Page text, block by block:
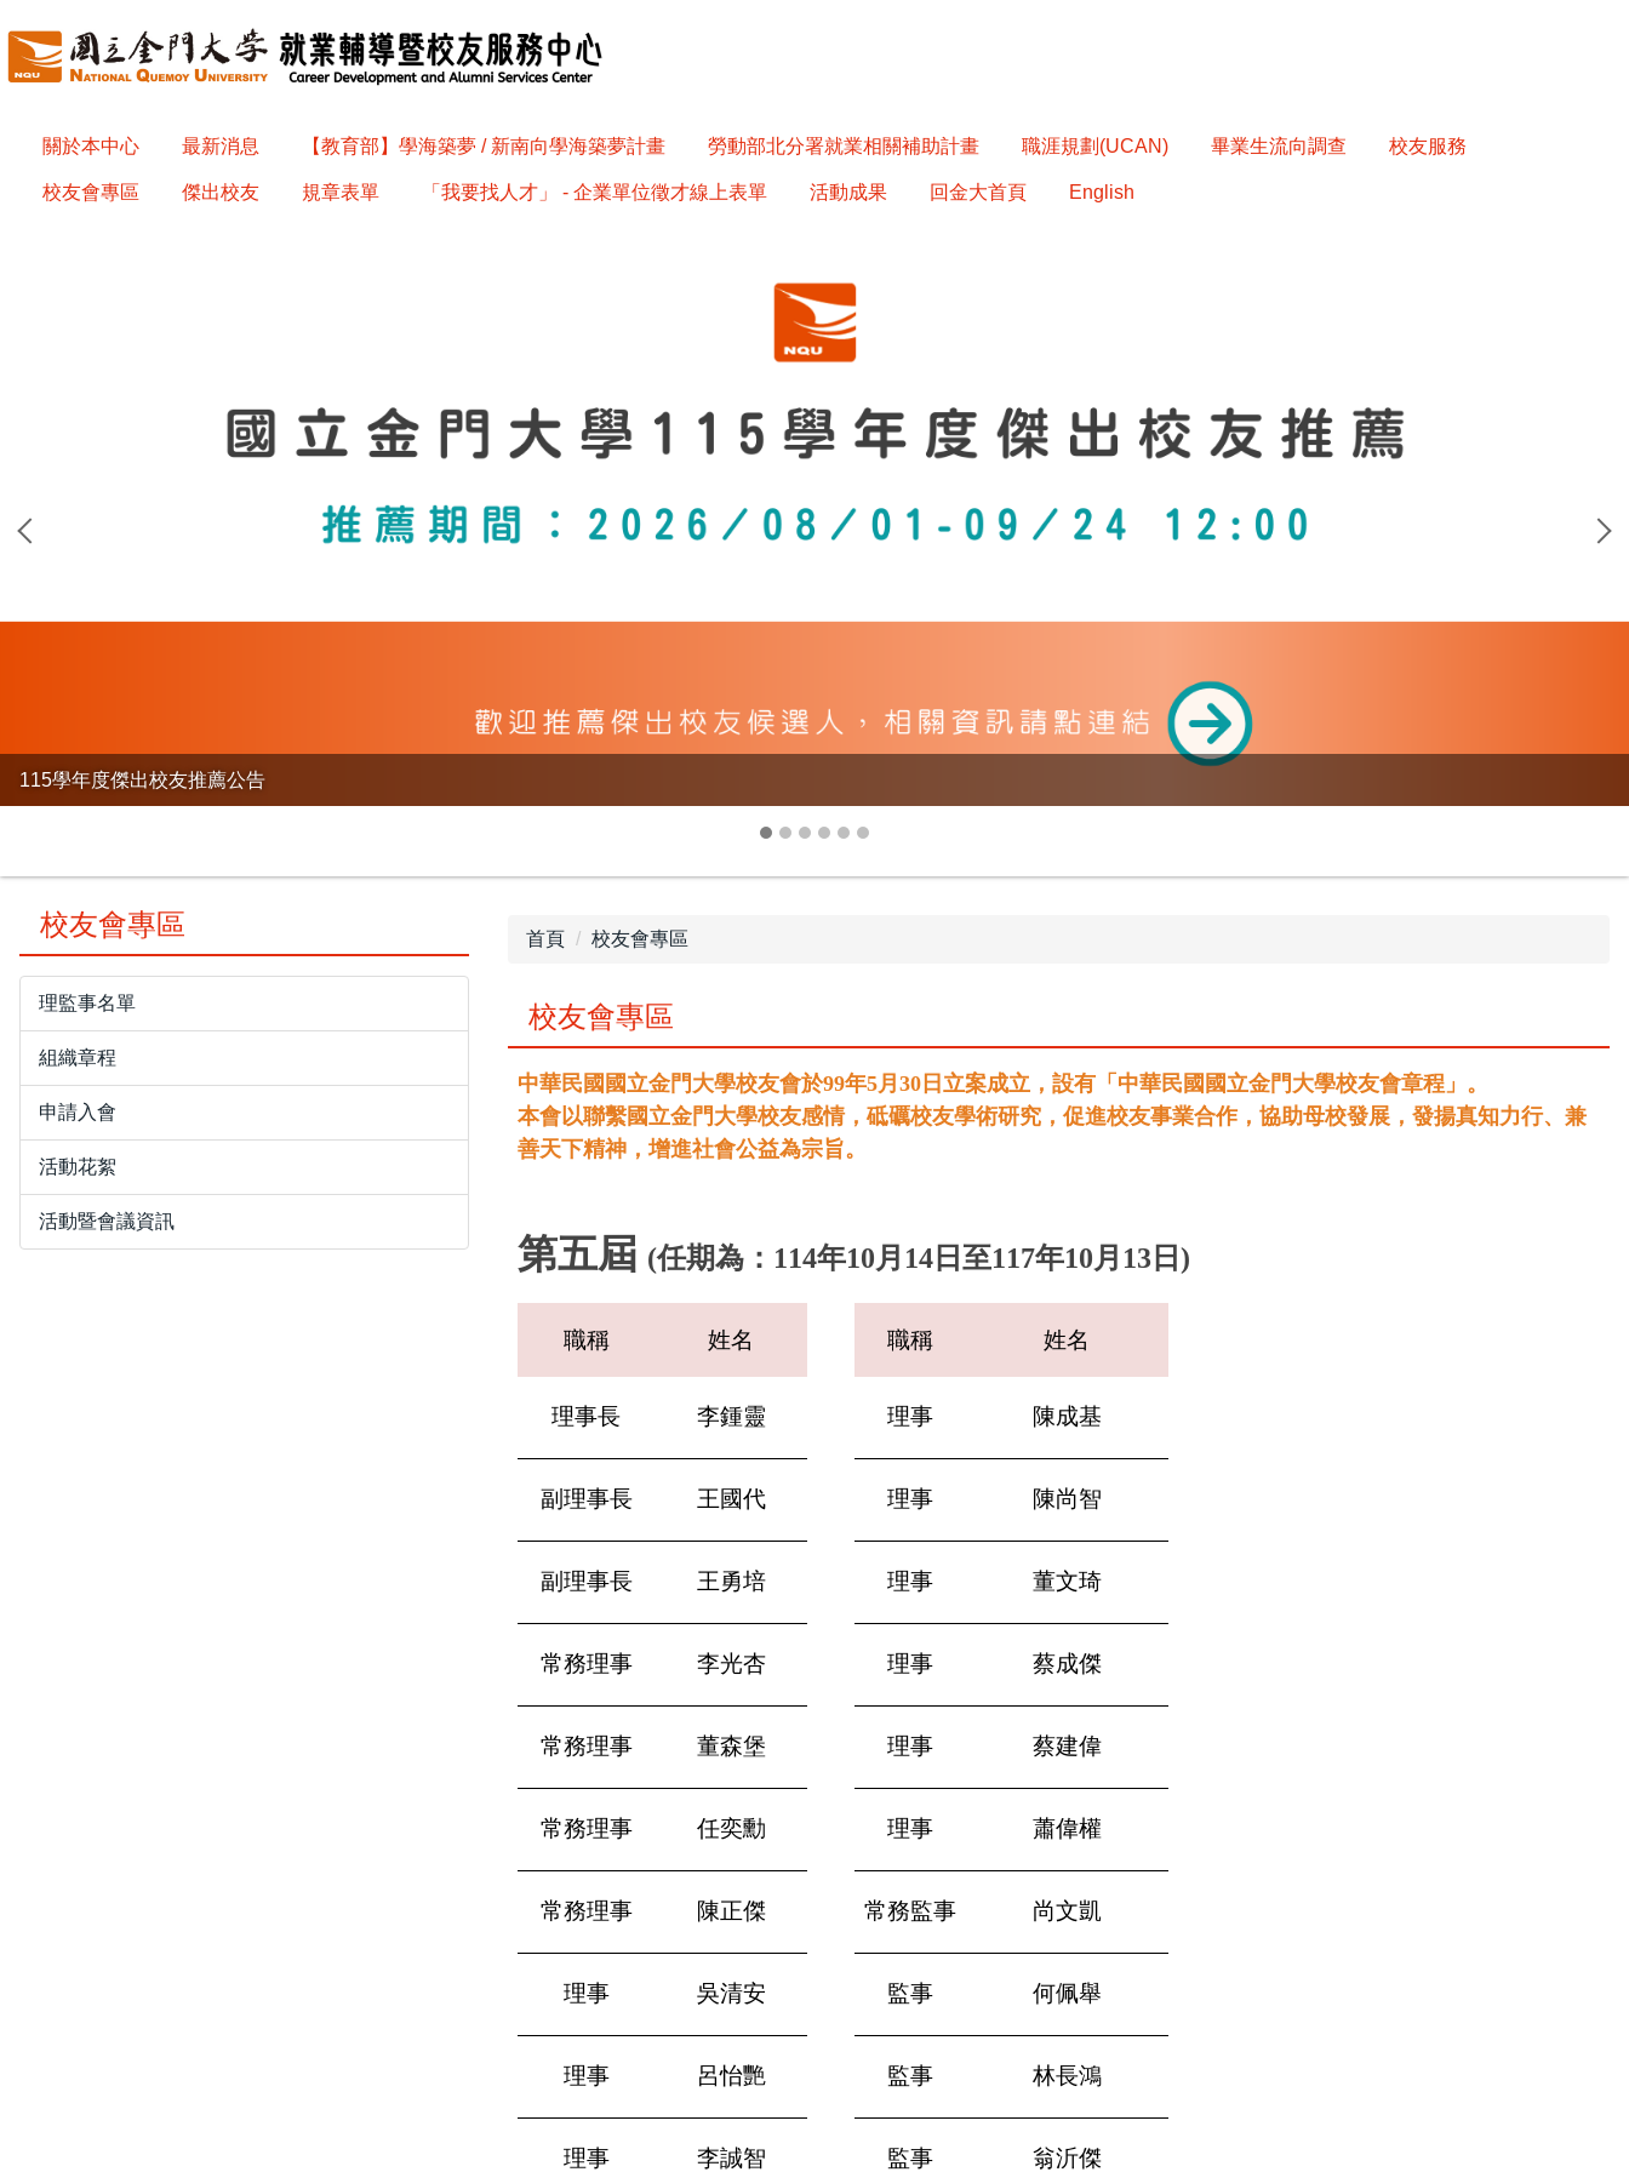
到
主
關於本中心 最新消息 【教育部】學海築夢 / 新南向學海築夢計畫 勞動部北分署就業相關補助計畫 職涯規劃(UCAN) 畢業生流向調查 校友服務
校友會專區 傑出校友 規章表單 「我要找人才」 - 企業單位徵才線上表單 活動成果 回金大首頁 English
115學年度傑出校友推薦公告
校友會專區
理監事名單
組織章程
申請入會
活動花絮
活動暨會議資訊
首頁 校友會專區
校友會專區
中華民國國立金門大學校友會於99年5月30日立案成立，設有「中華民國國立金門大學校友會章程」。
本會以聯繫國立金門大學校友感情，砥礪校友學術研究，促進校友事業合作，協助母校發展，發揚真知力行、兼
善天下精神，增進社會公益為宗旨。
第五屆 (任期為：114年10月14日至117年10月13日)
職稱 姓名 職稱 姓名
理事長 李鍾靈 理事 陳成基
副理事長 王國代 理事 陳尚智
副理事長 王勇培 理事 董文琦
常務理事 李光杏 理事 蔡成傑
常務理事 董森堡 理事 蔡建偉
常務理事 任奕勳 理事 蕭偉權
常務理事 陳正傑 常務監事 尚文凱
理事 吳清安 監事 何佩舉
理事 呂怡艷 監事 林長鴻
理事 李誠智 監事 翁沂傑